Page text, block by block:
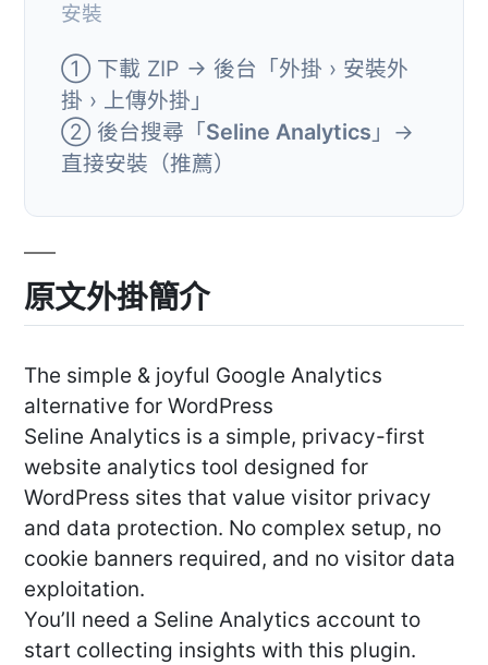
安裝
① 下載 ZIP → 後台「外掛 › 安裝外
掛 › 上傳外掛」
② 後台搜尋「Seline Analytics 」→
直接安裝（推薦）
原文外掛簡介
The simple & joyful Google Analytics
alternative for WordPress
Seline Analytics is a simple, privacy-first
website analytics tool designed for
WordPress sites that value visitor privacy
and data protection. No complex setup, no
cookie banners required, and no visitor data
exploitation.
You’ll need a Seline Analytics account to
start collecting insights with this plugin.